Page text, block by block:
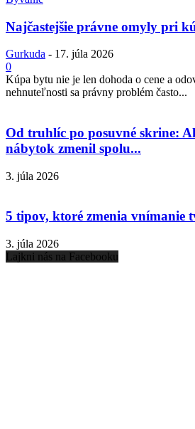
Najčastejšie právne omyly pri
Gurkuda - 17. júla 2026
0
Kúpa bytu nie je len dohoda o cene a
nehnuteľnosti sa právny problém často...
Od truhlíc po posuvné skrine:
nábytok zmenil spolu...
3. júla 2026
5 tipov, ktoré zmenia vnímanie
3. júla 2026
Lajkni nás na Facebooku